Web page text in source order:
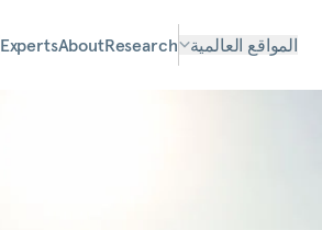
المواقع العالمية Research
About
Experts